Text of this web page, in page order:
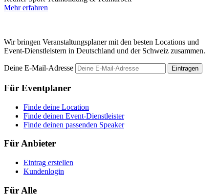
Mehr erfahren
Wir bringen Veranstaltungsplaner mit den besten Locations und
Event-Dienstleistern in Deutschland und der Schweiz zusammen.
Deine E-Mail-Adresse Eintragen
Für Eventplaner
Finde deine Location
Finde deinen Event-Dienstleister
Finde deinen passenden Speaker
Für Anbieter
Eintrag erstellen
Kundenlogin
Für Alle